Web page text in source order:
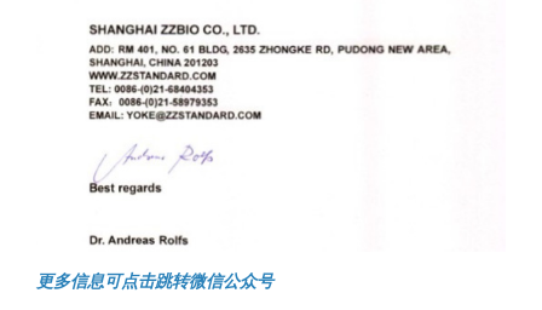
更多信息可点击跳转微信公众号